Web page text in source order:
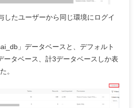
したユーザーから同じ環境にログイ
」データベースと、デフォルト
ータベース、計3データベースしか表
。